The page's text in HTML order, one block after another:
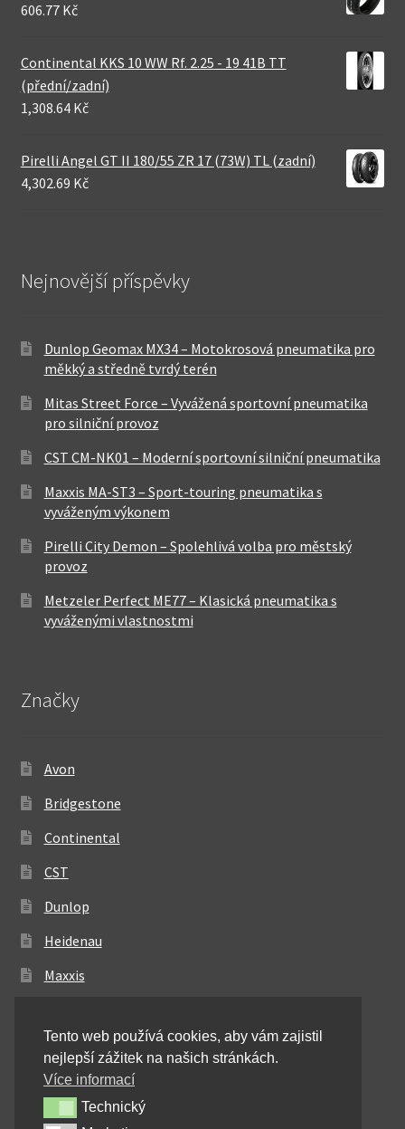
606.77 Kč
Continental KKS 10 WW Rf. 2.25 - 19 41B TT
(přední/zadní)
1,308.64 Kč
Pirelli Angel GT II 180/55 ZR 17 (73W) TL (zadní)
4,302.69 Kč
Nejnovější příspěvky
Dunlop Geomax MX34 – Motokrosová pneumatika pro
měkký a středně tvrdý terén
Mitas Street Force – Vyvážená sportovní pneumatika
pro silniční provoz
CST CM-NK01 – Moderní sportovní silniční pneumatika
Maxxis MA-ST3 – Sport-touring pneumatika s
vyváženým výkonem
Pirelli City Demon – Spolehlivá volba pro městský
provoz
Metzeler Perfect ME77 – Klasická pneumatika s
vyváženými vlastnostmi
Značky
Avon
Bridgestone
Continental
CST
Dunlop
Heidenau
Maxxis
Michelin
Mitas
Pirelli
Tento web používá cookies, aby vám zajistil
nejlepší zážitek na našich stránkách.
Více informací
TechnickýTechnický